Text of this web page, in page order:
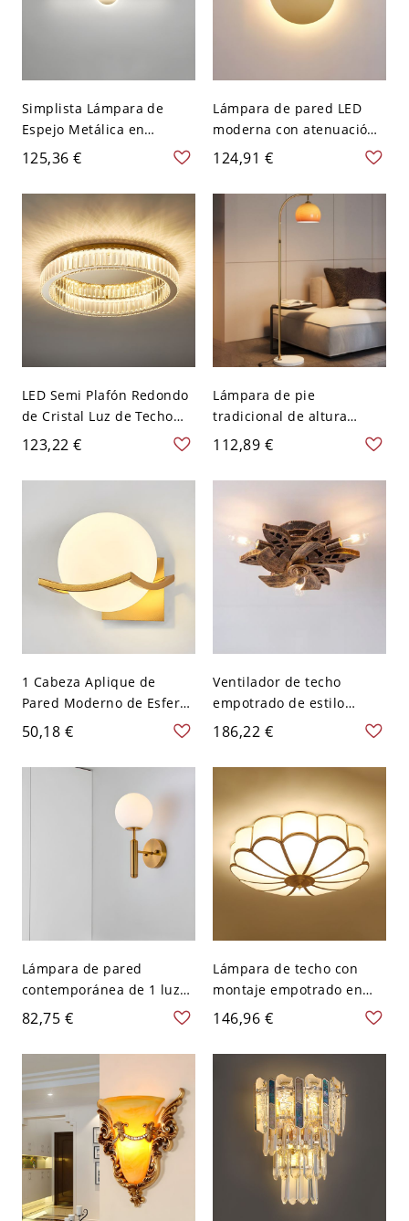
Simplista Lámpara de
Espejo Metálica en
Dorado LED Luminaria de
Pared Lineal para Baño -
110 A 120 V Dorado
Blanco 40,64 cm Redondo
125,36 €
Lámpara de pared LED
moderna con atenuación
y tonos de luz cálida - 110
A 120 V Dorado 20,32 cm
124,91 €
LED Semi Plafón Redondo
de Cristal Luz de Techo
Modernista en Dorado
para Habitación - Dorado
110 A 120 V 40,64 cm
123,22 €
Lámpara de pie
tradicional de altura
ajustable, vidrio, con
interruptor de balancín,
adaptada para
LED/incandescente/fluore
scente, estilo simple,
interruptor incluido,
dorado, 110V-120V, cúpula
112,89 €
1 Cabeza Aplique de
Pared Moderno de Esfera
Lámpara de Pared de
Metal para Dormitorio -
110 A 120 V Dorado
50,18 €
Ventilador de techo
empotrado de estilo
antiguo con aspas
doradas y luz
LED/incandescente/fluore
scente, 110V-120V, 3
186,22 €
Lámpara de pared
contemporánea de 1 luz
con pantalla de vidrio -
Uso residencial sin
ensamblaje - 110 A 120 V
Blanco
82,75 €
Lámpara de techo con
montaje empotrado en
forma de flor colonial con
acabado dorado - 110 A
120 V 35,56 cm
146,96 €